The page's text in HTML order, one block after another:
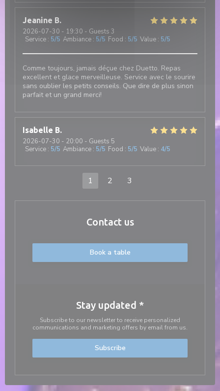
Jeanine B
2026-07-30 - 19:30 - Guests 3
Service : 5/5 Ambiance : 5/5 Food : 5/5 Value : 5/5
Comme toujours, jamais déçue chez Duetto. Repas
excellent et glace merveilleuse. Service avec le sourire
sans oublier les petits conseils. Que dire de plus sinon
parfait et un grand merci!
Isabelle B
2026-07-30 - 20:00 - Guests 5
Service : 5/5 Ambiance : 5/5 Food : 5/5 Value : 4/5
1 2 3
Contact us
Book a table
Stay updated *
Subscribe to our newsletter to receive personalized
communications and marketing offers by email from us.
Subscribe